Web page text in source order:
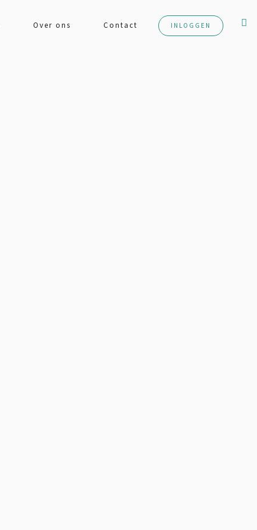
Over ons Contact INLOGGEN